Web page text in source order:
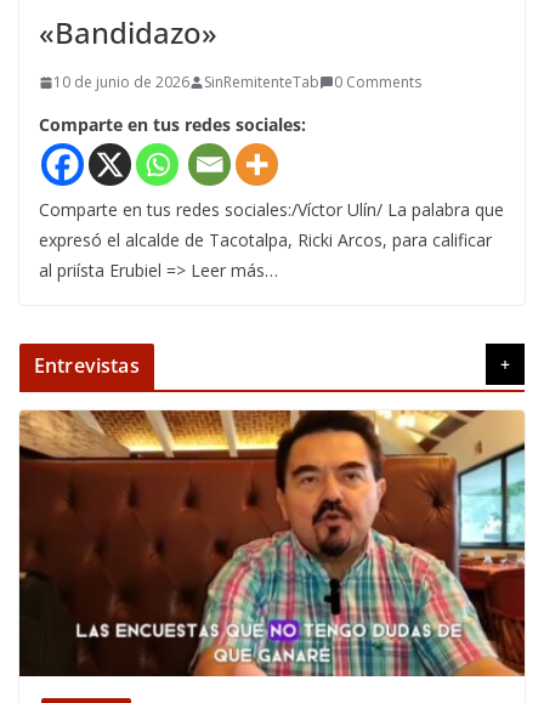
«Bandidazo»
10 de junio de 2026 SinRemitenteTab 0 Comments
Comparte en tus redes sociales:
Comparte en tus redes sociales:/Víctor Ulín/ La palabra que
expresó el alcalde de Tacotalpa, Ricki Arcos, para calificar
al priísta Erubiel => Leer más…
Entrevistas +